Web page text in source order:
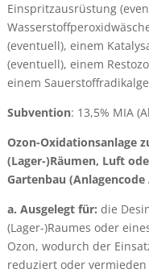
Einspritzausrüstung
(eventuell), einem
(eventuell), einem
einem
Subvention: 13,5% MIA
Ozon-Oxidationsanlage
(Lager-)Räumen, Luft
Gartenbau (Anlagencode
a. Ausgelegt für: die
(Lager-)Raumes oder
Ozon, wodurch der
reduziert oder